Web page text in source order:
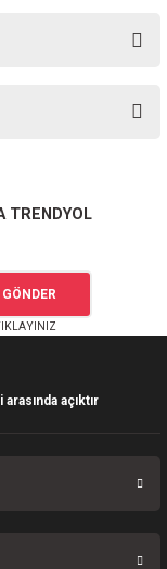
tarafımıza
TRENDYOL
GÖNDER
açıktır